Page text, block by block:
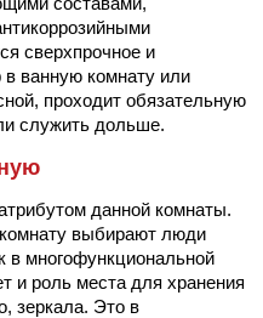
сверхпрочное и
ванную комнату или
проходит обязательную
служить дольше.
данной комнаты.
выбирают люди
в многофункциональной
и роль места для хранения
зеркала. Это в